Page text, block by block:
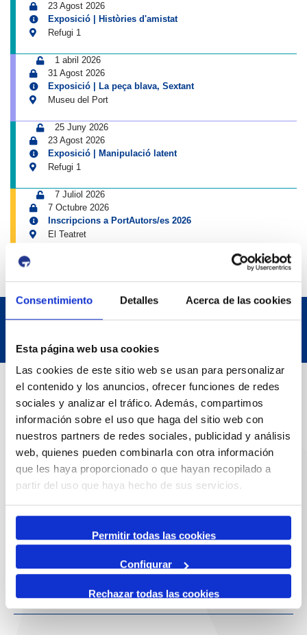
Consentimiento Detalles Acerca de las cookies
Esta página web usa cookies
Las cookies de este sitio web se usan para personalizar
el contenido y los anuncios, ofrecer funciones de redes
sociales y analizar el tráfico. Además, compartimos
información sobre el uso que haga del sitio web con
nuestros partners de redes sociales, publicidad y análisis
web, quienes pueden combinarla con otra información
que les haya proporcionado o que hayan recopilado a
partir del uso que haya hecho de sus servicios.
Permitir todas las cookies
Configurar
Rechazar todas las cookies
23 Agost 2026
Exposició | Històries d'amistat
Refugi 1
1 abril 2026
31 Agost 2026
Exposició | La peça blava, Sextant
Museu del Port
25 Juny 2026
23 Agost 2026
Exposició | Manipulació latent
Refugi 1
7 Juliol 2026
7 Octubre 2026
Inscripcions a PortAutors/es 2026
El Teatret
Dades de Contacte
Adreça
Passeig de l'Escullera s/n, 43004 Tarragona
Telèfon de contacte
977 259 400
Emergències
(+34) 900 229 900
Servei d'atenció al client